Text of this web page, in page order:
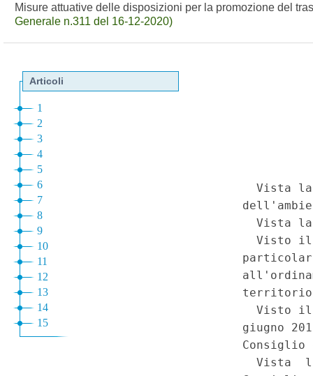
Misure attuative delle disposizioni per la promozione del
Generale n.311 del 16-12-2020)